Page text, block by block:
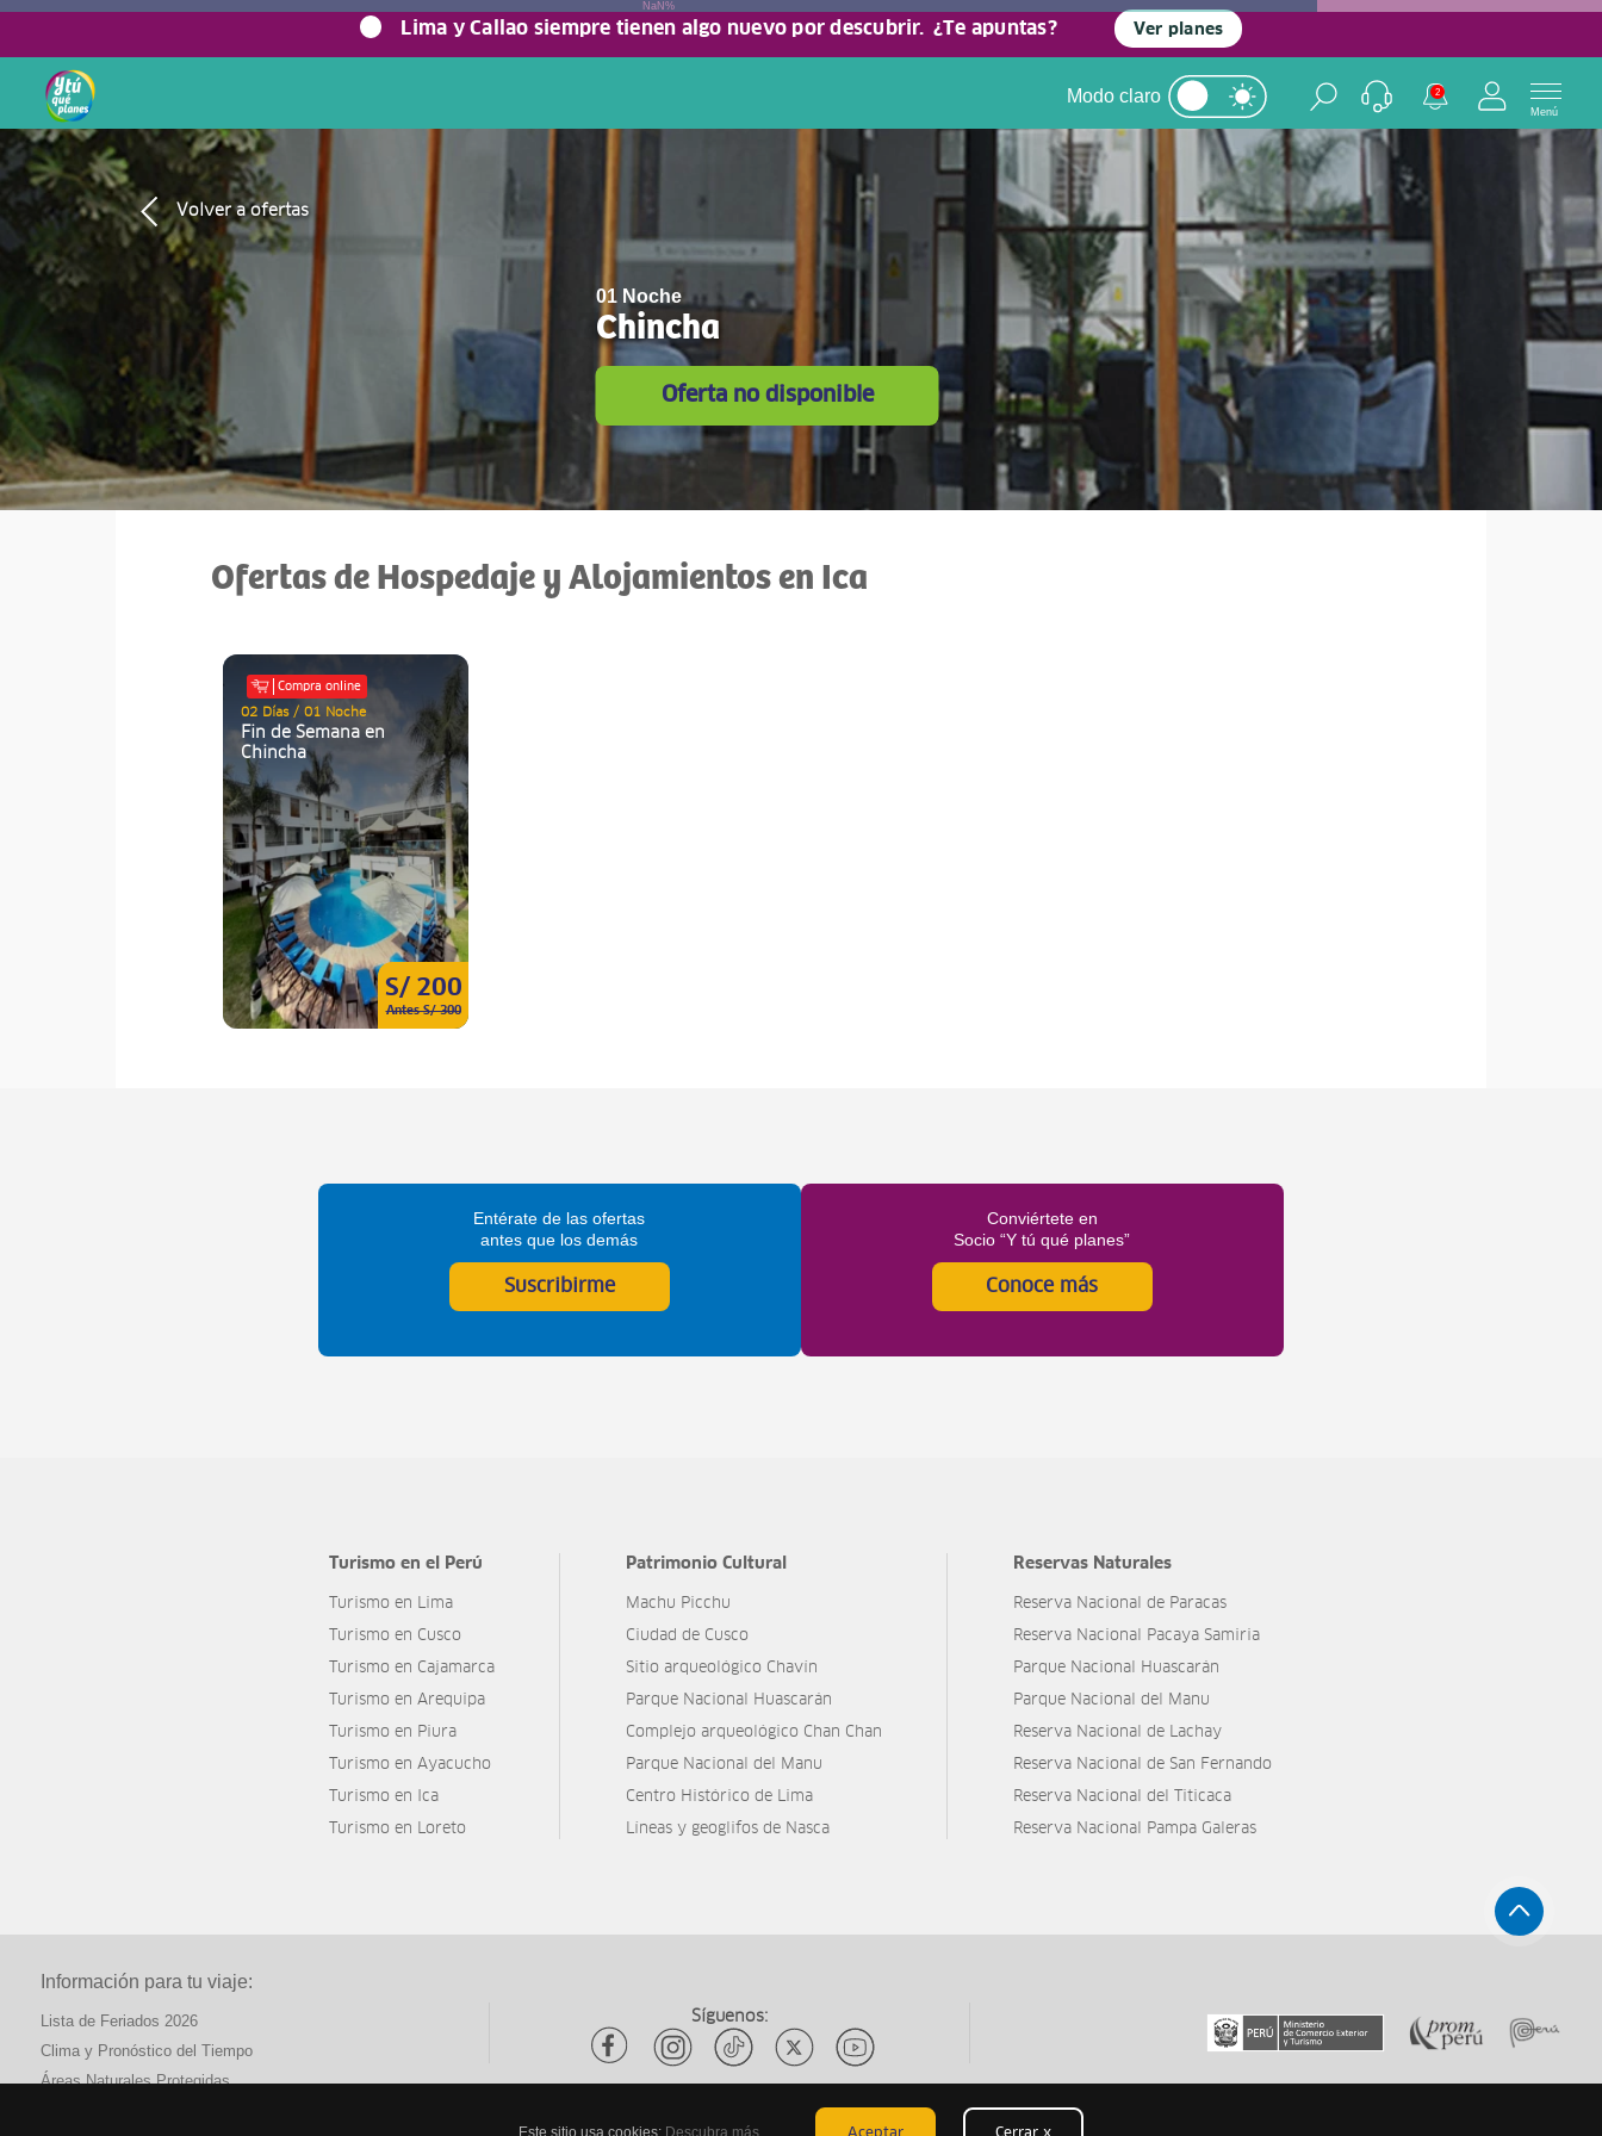
Lima y Callao siempre tienen algo nuevo por descubrir. ¿Te apuntas? Ver planes
Modo claro 2
Menú
NaN%
Volver a ofertas
01 Noche
Chincha
Oferta no disponible
Ofertas de Hospedaje y Alojamientos en Ica
S/ 200
Antes S/ 300
Compra online
02 Días / 01 Noche
Fin de Semana en
Chincha
Entérate de las ofertas
antes que los demás
Suscribirme
Conviértete en
Socio “Y tú qué planes”
Conoce más
Turismo en el Perú
Turismo en Lima
Turismo en Cusco
Turismo en Cajamarca
Turismo en Arequipa
Turismo en Piura
Turismo en Ayacucho
Turismo en Ica
Turismo en Loreto
Patrimonio Cultural
Machu Picchu
Ciudad de Cusco
Sitio arqueológico Chavín
Parque Nacional Huascarán
Complejo arqueológico Chan Chan
Parque Nacional del Manu
Centro Histórico de Lima
Líneas y geoglifos de Nasca
Reservas Naturales
Reserva Nacional de Paracas
Reserva Nacional Pacaya Samiria
Parque Nacional Huascarán
Parque Nacional del Manu
Reserva Nacional de Lachay
Reserva Nacional de San Fernando
Reserva Nacional del Titicaca
Reserva Nacional Pampa Galeras
Información para tu viaje:
Lista de Feriados 2026
Clima y Pronóstico del Tiempo
Áreas Naturales Protegidas
Síguenos:
Este sitio usa cookies: Descubra más